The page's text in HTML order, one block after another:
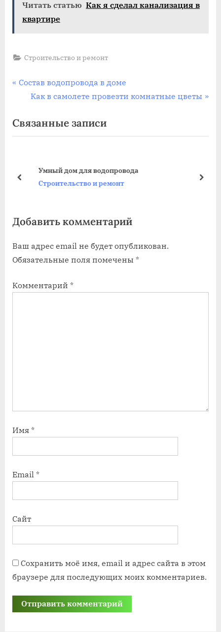
Читать статью Как я сделал канализация в
квартире
Строительство и ремонт
Навигация
записям
П
д
ы
щ
з
п
и
ь
Состав водопровода в доме
С
е
д
з
п
и
ь
Как в самолете провезти комнатные цветы
Связанные записи
Умный дом для водопровода
Строительство и ремонт
пред
Добавить комментарий
Ваш адрес email не будет опубликован.
Обязательные поля помечены *
Комментарий *
Имя *
Email *
Сайт
Сохранить моё имя, email и адрес сайта в этом
браузере для последующих моих комментариев.